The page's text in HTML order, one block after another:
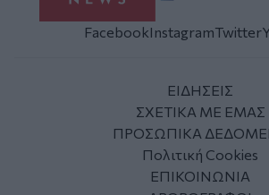
FacebookInstagramTwitter
ΕΙΔΗΣΕΙΣ
ΣΧΕΤΙΚΑ ΜΕ ΕΜΑΣ
ΠΡΟΣΩΠΙΚΑ
Πολιτική Cookies
ΕΠΙΚΟΙΝΩΝΙΑ